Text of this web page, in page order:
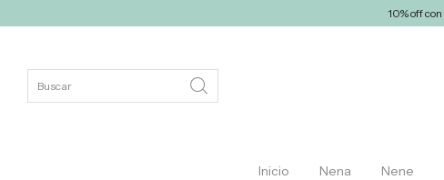
10% off con transferencia
Inicio Nena Nene